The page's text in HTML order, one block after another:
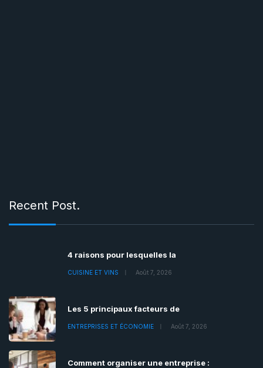
Recent Post.
4 raisons pour lesquelles la
CUISINE ET VINS Août 7, 2026
Les 5 principaux facteurs de
ENTREPRISES ET ÉCONOMIE Août 7, 2026
Comment organiser une entreprise :